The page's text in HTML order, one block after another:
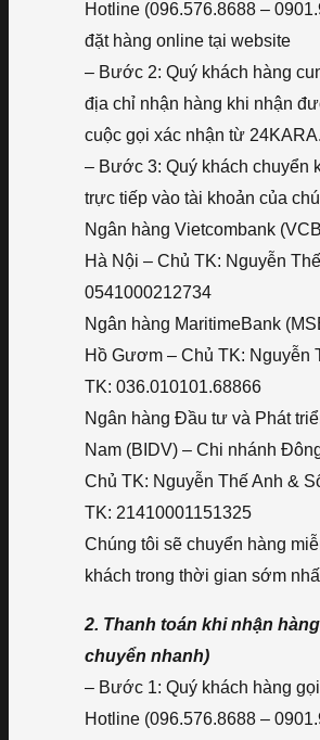
Hotline (096.576.8688 –
đặt hàng online tại website
– Bước 2: Quý khách hàng
địa chỉ nhận hàng khi nhận
cuộc gọi xác nhận từ 24KARA.
– Bước 3: Quý khách chuyển
trực tiếp vào tài khoản của
Ngân hàng Vietcombank
Hà Nội – Chủ TK: Nguyễn
0541000212734
Ngân hàng MaritimeBank
Hồ Gươm – Chủ TK: Nguyễn
TK: 036.010101.68866
Ngân hàng Đầu tư và Phát
Nam (BIDV) – Chi nhánh
Chủ TK: Nguyễn Thế Anh &
TK: 21410001151325
Chúng tôi sẽ chuyển hàng
khách trong thời gian sớm
2. Thanh toán khi nhận
chuyển nhanh)
– Bước 1: Quý khách hàng
Hotline (096.576.8688 –